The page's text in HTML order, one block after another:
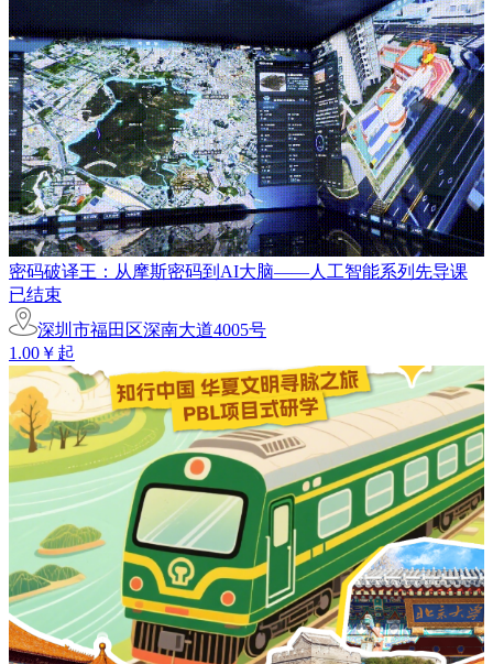
密码破译王：从摩斯密码到AI大脑——人工智能系列先导课
已结束
深圳市福田区深南大道4005号
1.00￥起